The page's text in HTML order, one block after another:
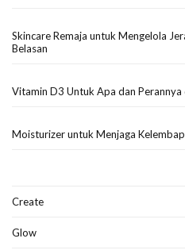
Skincare Remaja untuk Mengelola
Belasan
Vitamin D3 Untuk Apa dan
Moisturizer untuk Menjaga
Create
Glow